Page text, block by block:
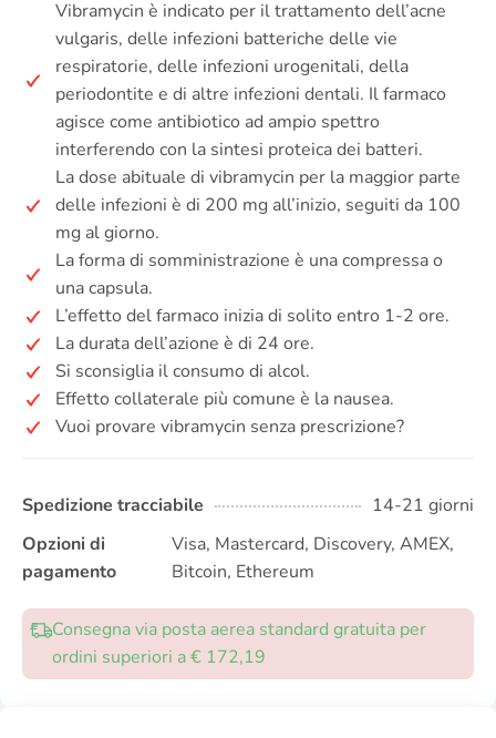
Vibramycin è indicato per il trattamento dell’acne
vulgaris, delle infezioni batteriche delle vie
respiratorie, delle infezioni urogenitali, della
periodontite e di altre infezioni dentali. Il farmaco
agisce come antibiotico ad ampio spettro
interferendo con la sintesi proteica dei batteri.
La dose abituale di vibramycin per la maggior parte
delle infezioni è di 200 mg all’inizio, seguiti da 100
mg al giorno.
La forma di somministrazione è una compressa o
una capsula.
L’effetto del farmaco inizia di solito entro 1-2 ore.
La durata dell’azione è di 24 ore.
Si sconsiglia il consumo di alcol.
Effetto collaterale più comune è la nausea.
Vuoi provare vibramycin senza prescrizione?
Spedizione tracciabile
14-21 giorni
Opzioni di
pagamento
Visa, Mastercard, Discovery, AMEX,
Bitcoin, Ethereum
Consegna via posta aerea standard gratuita per
ordini superiori a € 172,19